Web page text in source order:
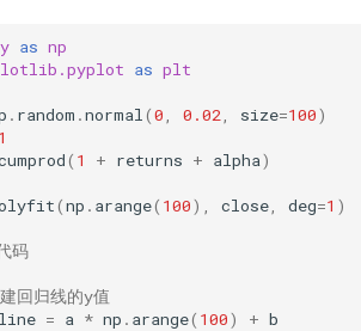
as np
as plt
. random .normal(0, 0.02, size=100)
( 1 + returns + alpha)
(np . arange( 100), close, deg=1 )
码
回归线的y值
= a * np . arange( 100) + b